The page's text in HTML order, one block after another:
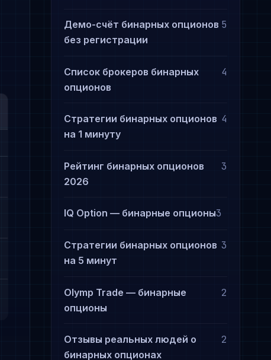
Демо-счёт бинарных опционов
без регистрации
5
Список брокеров бинарных
опционов
4
Стратегии бинарных опционов
на 1 минуту
4
Рейтинг бинарных опционов
2026
3
IQ Option — бинарные опционы3
Стратегии бинарных опционов
на 5 минут
3
Olymp Trade — бинарные
опционы
2
Отзывы реальных людей о
бинарных опционах
2